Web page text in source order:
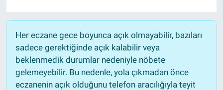
Her eczane gece boyunca açık olmayabilir, bazıları
sadece gerektiğinde açık kalabilir veya
beklenmedik durumlar nedeniyle nöbete
gelemeyebilir. Bu nedenle, yola çıkmadan önce
eczanenin açık olduğunu telefon aracılığıyla teyit